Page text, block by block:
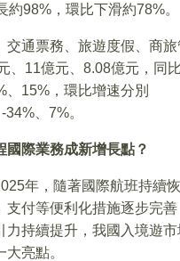
約98%，環比下滑約78%。
交通票務、旅遊度假、商
、11億元、8.08億元，同
、15%，環比增速分別
、7%。
國際業務成新增長點？
年，隨著國際航班持續
支付等便利化措施逐步完
力持續提升，我國入境遊市
亮點。